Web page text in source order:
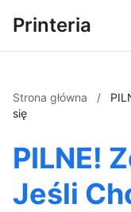
Printeria
Strona główna /
się
PILNE!
Jeśli